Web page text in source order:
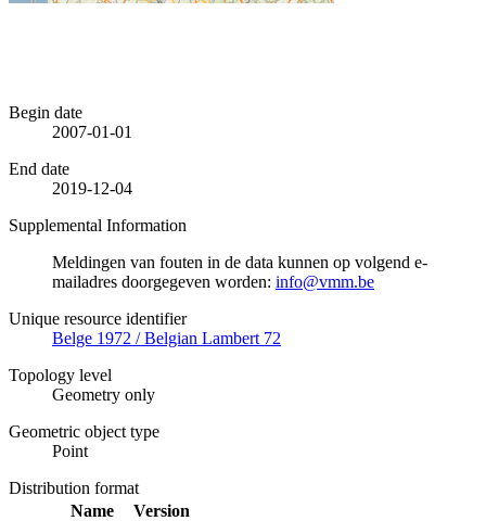
Begin date
2007-01-01
End date
2019-12-04
Supplemental Information
Meldingen van fouten in de data kunnen op volgend e-
mailadres doorgegeven worden: info@vmm.be
Unique resource identifier
Belge 1972 / Belgian Lambert 72
Topology level
Geometry only
Geometric object type
Point
Distribution format
Name
Version